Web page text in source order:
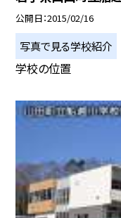
公開日 2015/02/16
写真で見る学校紹介
学校の位置